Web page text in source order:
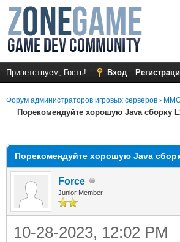
Приветствуем, Гость! Вход
Форум администраторов игровых серверов ›
Порекомендуйте хорошую Java сборку
Порекомендуйте хорошую Java
Force
Junior Member
10-28-2023, 12:02 PM